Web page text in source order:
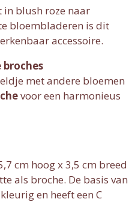
blush roze naar
bloembladeren is dit
accessoire.
met andere bloemen
voor een harmonieus
cm hoog x 3,5 cm breed
als broche. De basis van
en heeft een C